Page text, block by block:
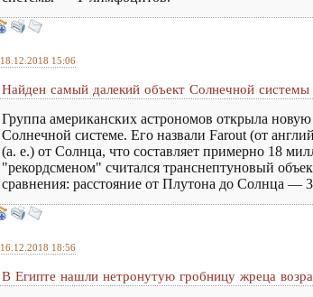
18.12.2018 15:06
Найден самый далекий объект Солнечной системы
Группа американских астрономов открыла
Солнечной системе. Его назвали Farout (от
(а. е.) от Солнца, что составляет примерно 18
"рекордсменом" считался транснептуновый
сравнения: расстояние от Плутона до Солнца —
16.12.2018 18:56
В Египте нашли нетронутую гробницу жреца